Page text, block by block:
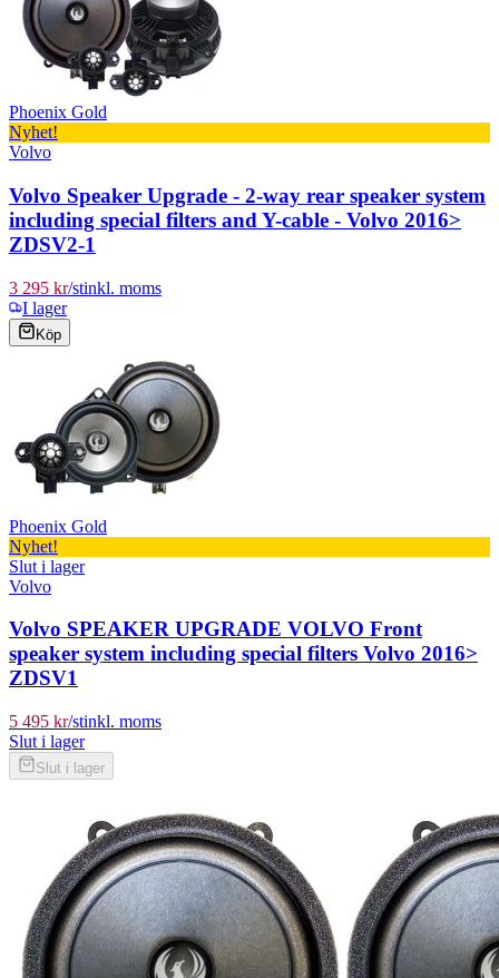
Phoenix Gold
Nyhet!
Volvo
Volvo Speaker Upgrade - 2-way rear speaker system
including special filters and Y-cable - Volvo 2016>
ZDSV2-1
3 295 kr/stinkl. moms
I lager
Köp
Phoenix Gold
Nyhet!
Slut i lager
Volvo
Volvo SPEAKER UPGRADE VOLVO Front
speaker system including special filters Volvo 2016>
ZDSV1
5 495 kr/stinkl. moms
Slut i lager
Slut i lager